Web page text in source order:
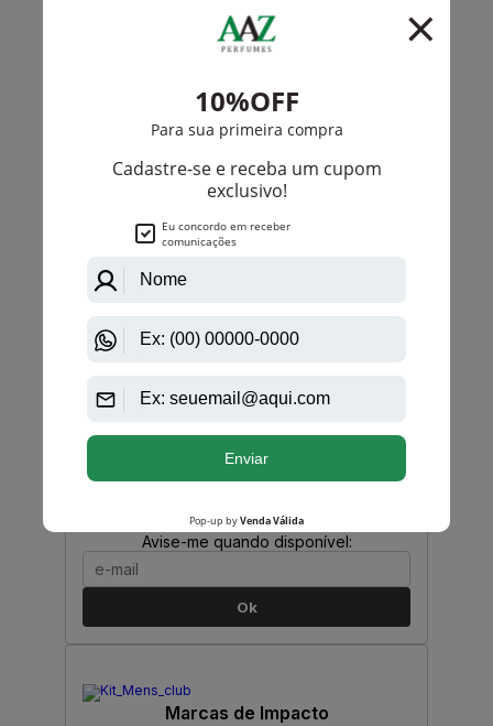
Marcas de Impacto
Masculino
R$ 99,75
Men'S Club 52 Turbo Eau De Toilette Masculino
PRODUTO
Avise-me quando disponível:
Ok
Marcas de Impacto